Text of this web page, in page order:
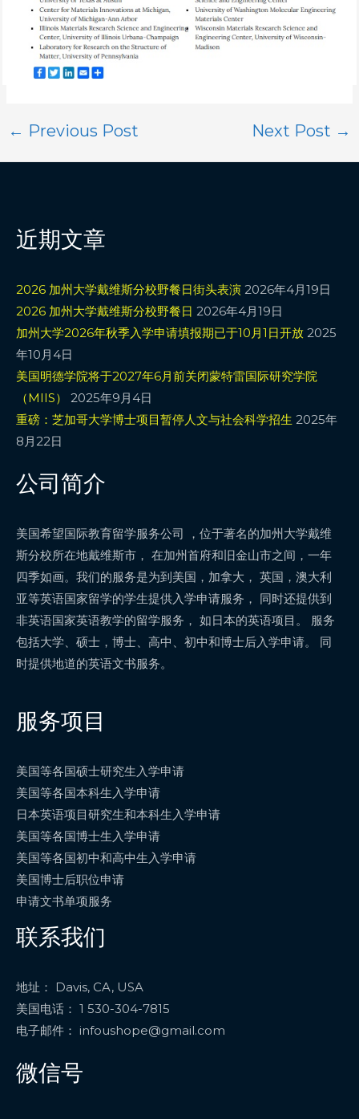
← Previous Post Next Post →
近期文章
2026 加州大学戴维斯分校野餐日街头表演 2026年4月19日
2026 加州大学戴维斯分校野餐日 2026年4月19日
加州大学2026年秋季入学申请填报期已于10月1日开放 2025
年10月4日
美国明德学院将于2027年6月前关闭蒙特雷国际研究学院
（MIIS）
2025年9月4日
重磅：芝加哥大学博士项目暂停人文与社会科学招生 2025年
8月22日
公司简介
美国希望国际教育留学服务公司 ，位于著名的加州大学戴维
斯分校所在地戴维斯市， 在加州首府和旧金山市之间，一年
四季如画。我们的服务是为到美国，加拿大， 英国，澳大利
亚等英语国家留学的学生提供入学申请服务， 同时还提供到
非英语国家英语教学的留学服务， 如日本的英语项目。 服务
包括大学、硕士，博士、高中、初中和博士后入学申请。 同
时提供地道的英语文书服务。
服务项目
美国等各国硕士研究生入学申请
美国等各国本科生入学申请
日本英语项目研究生和本科生入学申请
美国等各国博士生入学申请
美国等各国初中和高中生入学申请
美国博士后职位申请
申请文书单项服务
联系我们
地址： Davis, CA, USA
美国电话： 1 530-304-7815
电子邮件： infoushope@gmail.com
微信号